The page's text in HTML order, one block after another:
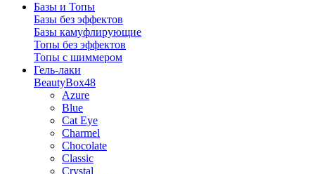
Базы и Топы
Базы без эффектов
Базы камуфлирующие
Топы без эффектов
Топы с шиммером
Гель-лаки
BeautyBox48
Azure
Blue
Cat Eye
Charmel
Chocolate
Classic
Crystal